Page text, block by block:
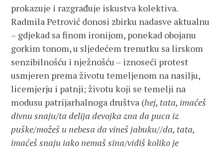
prokazuje i razgrađuje iskustva kolektiva.
Radmila Petrović donosi zbirku nadasve aktualnu
– gdjekad sa finom ironijom, ponekad obojanu
gorkim tonom, u sljedećem trenutku sa lirskom
senzibilnošću i nježnošću – iznoseći protest
usmjeren prema životu temeljenom na nasilju,
licemjerju i patnji; životu koji se temelji na
modusu patrijarhalnoga društva (hej, tata, imaćeš
divnu snaju/ta delija devojka zna da puca iz
puške/možeš u nebesa da vineš jabuku//da, tata,
imaćeš snaju iako nemaš sina/vidiš koliko je